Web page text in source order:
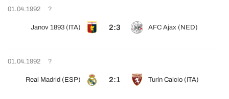
01.04.1992 ?
Janov 1893 (ITA) 2:3 AFC Ajax (NED)
01.04.1992 ?
Real Madrid (ESP) 2:1 Turín Calcio (ITA)